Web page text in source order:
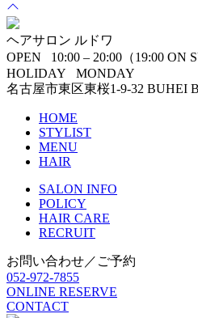
ヘアサロン ルドワ
OPEN 10:00 – 20:00（19:00 ON
HOLIDAY MONDAY
名古屋市東区東桜1-9-32 BUHEI
HOME
STYLIST
MENU
HAIR
SALON INFO
POLICY
HAIR CARE
RECRUIT
お問い合わせ／ご予約
052-972-7855
ONLINE RESERVE
CONTACT